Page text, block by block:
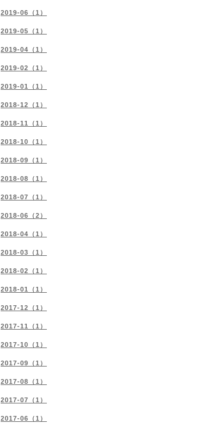
2019-06（1）
2019-05（1）
2019-04（1）
2019-02（1）
2019-01（1）
2018-12（1）
2018-11（1）
2018-10（1）
2018-09（1）
2018-08（1）
2018-07（1）
2018-06（2）
2018-04（1）
2018-03（1）
2018-02（1）
2018-01（1）
2017-12（1）
2017-11（1）
2017-10（1）
2017-09（1）
2017-08（1）
2017-07（1）
2017-06（1）